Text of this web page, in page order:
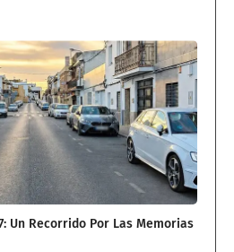
Un Recorrido Por Las Memorias